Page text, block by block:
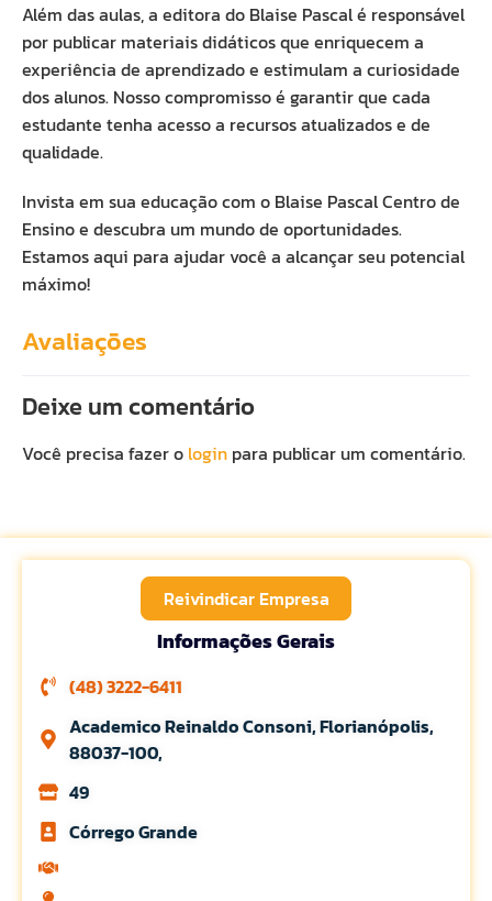
Além das aulas, a editora do Blaise Pascal é responsável
por publicar materiais didáticos que enriquecem a
experiência de aprendizado e estimulam a curiosidade
dos alunos. Nosso compromisso é garantir que cada
estudante tenha acesso a recursos atualizados e de
qualidade.
Invista em sua educação com o Blaise Pascal Centro de
Ensino e descubra um mundo de oportunidades.
Estamos aqui para ajudar você a alcançar seu potencial
máximo!
Avaliações
Deixe um comentário
Você precisa fazer o login para publicar um comentário.
Reivindicar Empresa
Informações Gerais
(48) 3222-6411
Academico Reinaldo Consoni, Florianópolis,
88037-100,
49
Córrego Grande